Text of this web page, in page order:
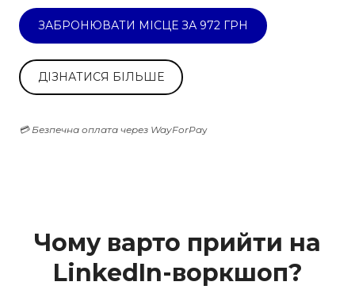
ЗАБРОНЮВАТИ МІСЦЕ ЗА 972 ГРН
ДІЗНАТИСЯ БІЛЬШЕ
💳 Безпечна оплата через WayForPay
Чому варто прийти на
LinkedIn-воркшоп?